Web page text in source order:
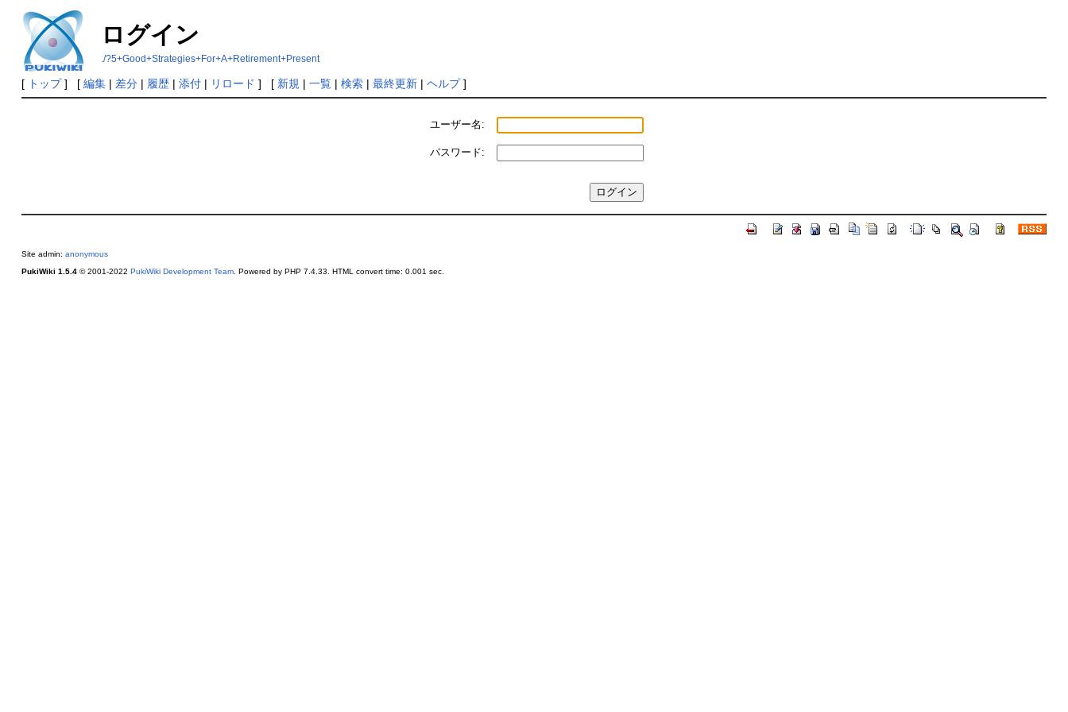
ログイン
./?5+Good+Strategies+For+A+Retirement+Present
[ トップ] [ 編集| 差分| 履歴| 添付| リロード ] [ 新規 | 一覧| 検索| 最終更新| ヘルプ]
ユーザー名:
パスワード:
Site admin: anonymous
PukiWiki 1.5.4© 2001-2022 PukiWiki Development Team. Powered by PHP 7.4.33. HTML convert time: 0.001 sec.